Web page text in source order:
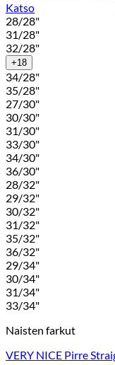
Katso
28/28"
31/28"
32/28"
+18
34/28"
35/28"
27/30"
30/30"
31/30"
33/30"
34/30"
36/30"
28/32"
29/32"
30/32"
31/32"
35/32"
36/32"
29/34"
30/34"
31/34"
33/34"
Naisten farkut
VERY NICE Pirre